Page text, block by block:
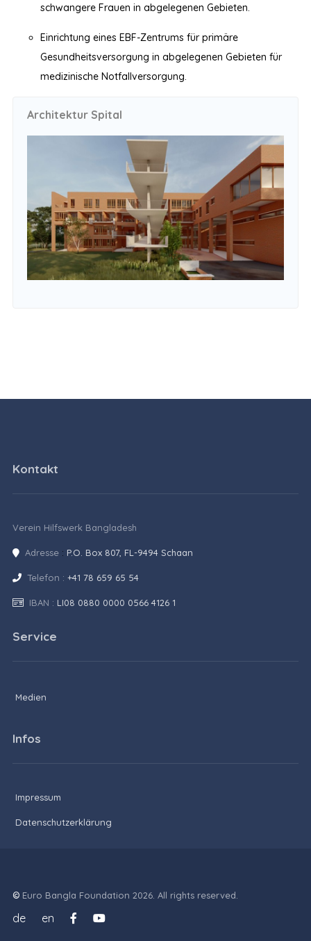
schwangere Frauen in abgelegenen Gebieten.
Einrichtung eines EBF-Zentrums für primäre
Gesundheitsversorgung in abgelegenen Gebieten für
medizinische Notfallversorgung.
Architektur Spital
Kontakt
Verein Hilfswerk Bangladesh
Adresse: P.O. Box 807, FL-9494 Schaan
Telefon : +41 78 659 65 54
IBAN : LI08 0880 0000 0566 4126 1
Service
Medien
Infos
Impressum
Datenschutzerklärung
©Euro Bangla Foundation 2026. All rights reserved.
de en